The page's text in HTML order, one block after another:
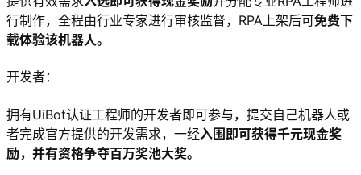
行制作，全程由行业专家进行审核监督，RPA上架后可免费下
载体验该机器人。
开发者：
拥有UiBot认证工程师的开发者即可参与，提交自己机器人或
者完成官方提供的开发需求，一经入围即可获得千元现金奖
励，并有资格争夺百万奖池大奖。